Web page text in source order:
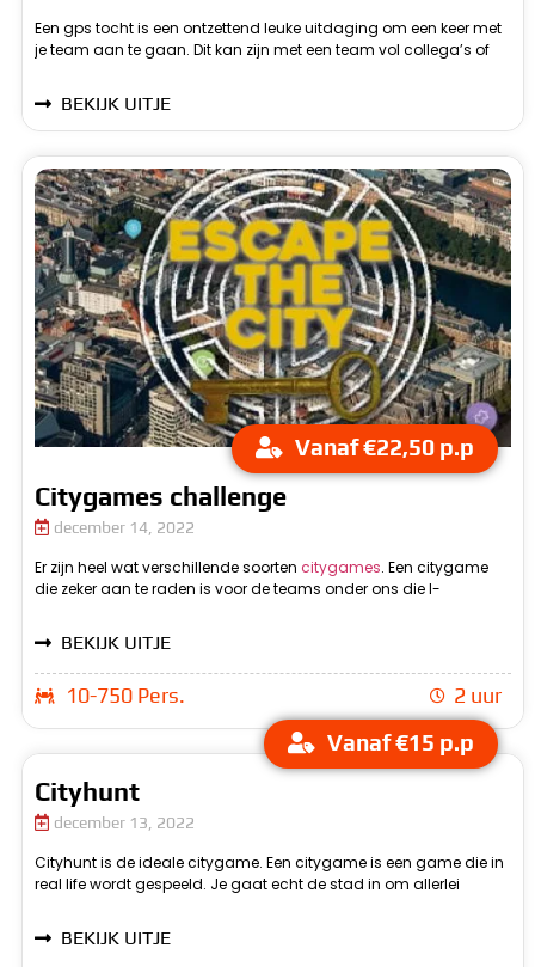
Een gps tocht is een ontzettend leuke uitdaging om een keer met
je team aan te gaan. Dit kan zijn met een team vol collega’s of
juist met al je vrienden. De gps tocht kan voor ieder team op een
BEKIJK UITJE
Vanaf €22,50 p.p
Citygames challenge
december 14, 2022
Er zijn heel wat verschillende soorten citygames. Een citygame
die zeker aan te raden is voor de teams onder ons die I-
Challenge. Deze citygames challenge bestaat eigenlijk uit allerlei
verschillende opdrachten bestaat. Hierbij kun je denken aan
allerlei vragen op een tablet beantwoorden, maar ook buiten kun
BEKIJK UITJE
10-750 Pers. 2 uur
Vanaf €15 p.p
Cityhunt
december 13, 2022
Cityhunt is de ideale citygame. Een citygame is een game die in
real life wordt gespeeld. Je gaat echt de stad in om allerlei
nieuwe dingen te ontdekken. Bij cityhunt is dit ook het geval. Je
gaat samen met je team allerlei verschillende opdrachten
BEKIJK UITJE